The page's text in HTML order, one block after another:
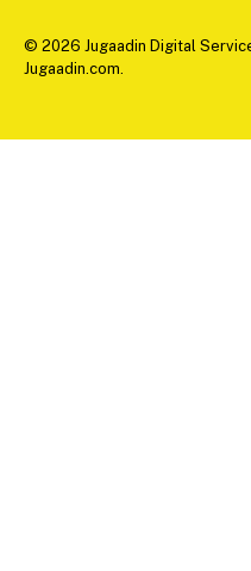
© 2026 Jugaadin Digital
Jugaadin.com.